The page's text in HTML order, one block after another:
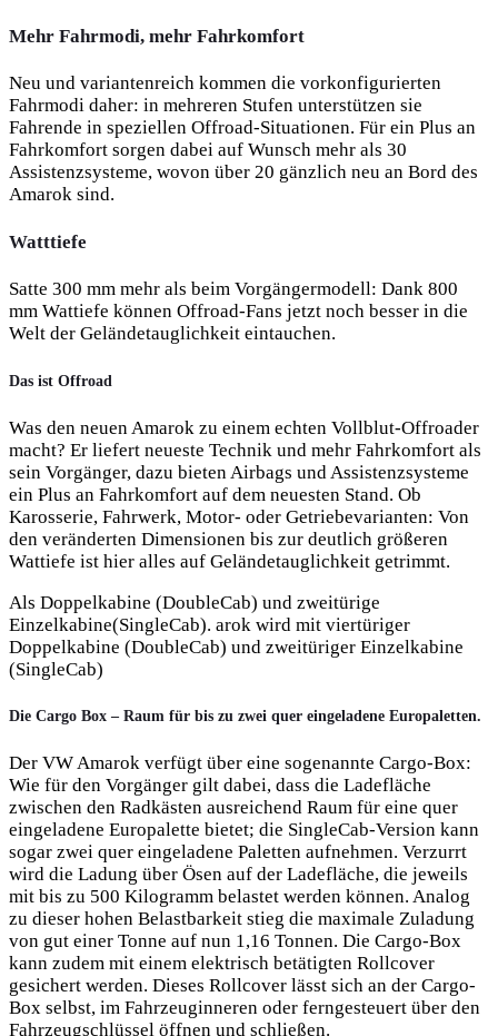
Mehr Fahrmodi, mehr Fahrkomfort
Neu und variantenreich kommen die vorkonfigurierten
Fahrmodi daher: in mehreren Stufen unterstützen sie
Fahrende in speziellen Offroad-Situationen. Für ein Plus an
Fahrkomfort sorgen dabei auf Wunsch mehr als 30
Assistenzsysteme, wovon über 20 gänzlich neu an Bord des
Amarok sind.
Watttiefe
Satte 300 mm mehr als beim Vorgängermodell: Dank 800
mm Wattiefe können Offroad-Fans jetzt noch besser in die
Welt der Geländetauglichkeit eintauchen.
Das ist Offroad
Was den neuen Amarok zu einem echten Vollblut-Offroader
macht? Er liefert neueste Technik und mehr Fahrkomfort als
sein Vorgänger, dazu bieten Airbags und Assistenzsysteme
ein Plus an Fahrkomfort auf dem neuesten Stand. Ob
Karosserie, Fahrwerk, Motor- oder Getriebevarianten: Von
den veränderten Dimensionen bis zur deutlich größeren
Wattiefe ist hier alles auf Geländetauglichkeit getrimmt.
Als Doppelkabine (DoubleCab) und zweitürige
Einzelkabine(SingleCab). arok wird mit viertüriger
Doppelkabine (DoubleCab) und zweitüriger Einzelkabine
(SingleCab)
Die Cargo Box – Raum für bis zu zwei quer eingeladene Europaletten.
Der VW Amarok verfügt über eine sogenannte Cargo-Box:
Wie für den Vorgänger gilt dabei, dass die Ladefläche
zwischen den Radkästen ausreichend Raum für eine quer
eingeladene Europalette bietet; die SingleCab-Version kann
sogar zwei quer eingeladene Paletten aufnehmen. Verzurrt
wird die Ladung über Ösen auf der Ladefläche, die jeweils
mit bis zu 500 Kilogramm belastet werden können. Analog
zu dieser hohen Belastbarkeit stieg die maximale Zuladung
von gut einer Tonne auf nun 1,16 Tonnen. Die Cargo-Box
kann zudem mit einem elektrisch betätigten Rollcover
gesichert werden. Dieses Rollcover lässt sich an der Cargo-
Box selbst, im Fahrzeuginneren oder ferngesteuert über den
Fahrzeugschlüssel öffnen und schließen.